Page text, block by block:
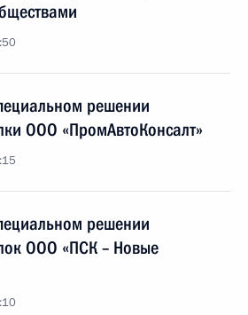
решении
ООО «ПромАвтоКонсалт»
решении
ООО «ПСК – Новые